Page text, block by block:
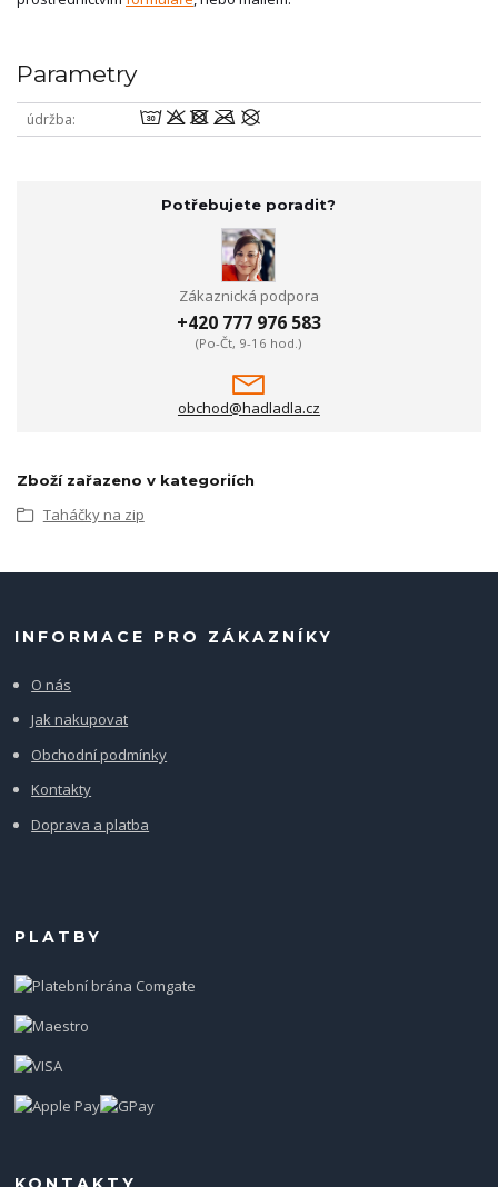
Parametry
údržba wodmU
Potřebujete poradit?
Zákaznická podpora
+420 777 976 583
(Po-Čt, 9-16 hod.)
obchod@hadladla.cz
Zboží zařazeno v kategoriích
Taháčky na zip
INFORMACE PRO ZÁKAZNÍKY
O nás
Jak nakupovat
Obchodní podmínky
Kontakty
Doprava a platba
PLATBY